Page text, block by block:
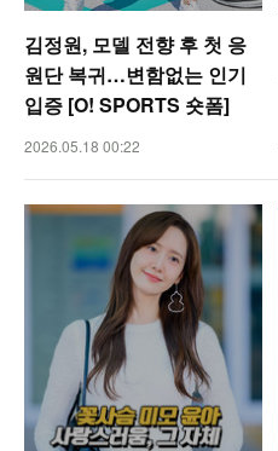
김정원, 모델 전향 후 첫 응
원단 복귀…변함없는 인기
입증 [O! SPORTS 숏폼]
2026.05.18 00:22